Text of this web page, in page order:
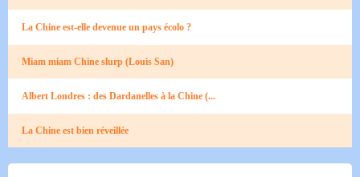
La Chine est-elle devenue un pays écolo ?
Miam miam Chine slurp (Louis San)
Albert Londres : des Dardanelles à la Chine (...
La Chine est bien réveillée